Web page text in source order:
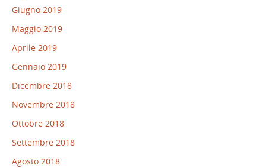
Giugno 2019
Maggio 2019
Aprile 2019
Gennaio 2019
Dicembre 2018
Novembre 2018
Ottobre 2018
Settembre 2018
Agosto 2018